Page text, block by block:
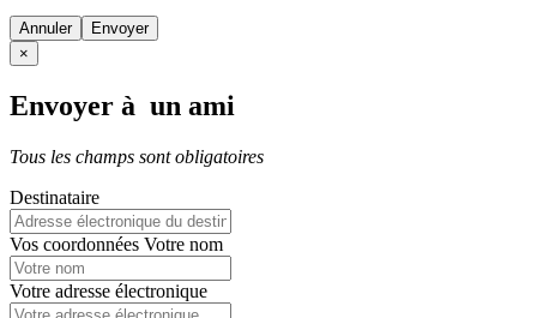
Annuler
×
Envoyer à un ami
Tous les champs sont obligatoires
Destinataire
Vos coordonnées Votre nom
Votre adresse électronique